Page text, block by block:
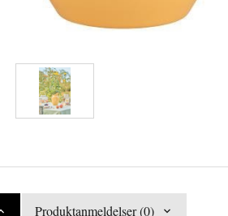
Produktanmeldelser (0)